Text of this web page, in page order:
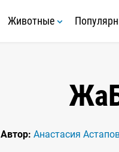
Животные
Автор: Анастасия